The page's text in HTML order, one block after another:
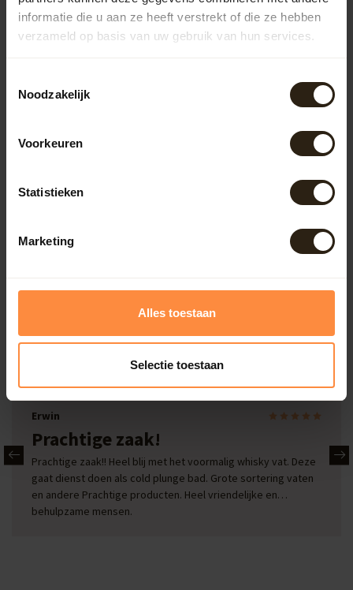
informatie die u aan ze heeft verstrekt of die ze hebben
verzameld op basis van uw gebruik van hun services.
Noodzakelijk
Voorkeuren
Statistieken
Marketing
Alles toestaan
Selectie toestaan
Outdoor
Meubels
Lampen
BarrelCave® & BarrelGifts
Barrel-Rent
Deals
Onze reviews
Erwin
Prachtige zaak!
Prachtige zaak!! Heel blij met het voormalig whisky vat. Deze
gaat dienst doen als cold plunge bad. Grote sortering vaten
en andere Prachtige producten. Heel vriendelijke en
behulpzame mensen.